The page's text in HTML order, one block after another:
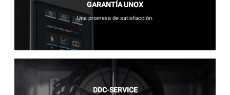
GARANTÍA UNOX
Una promesa de satisfacción.
DDC-SERVICE